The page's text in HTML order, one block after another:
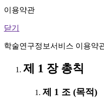
이용약관
닫기
학술연구정보서비스 이용약
제 1 장 총칙
제 1 조 (목적)